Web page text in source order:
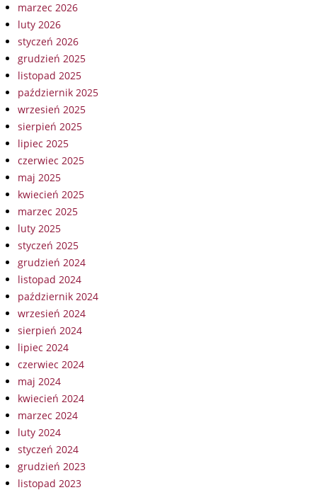
marzec 2026
luty 2026
styczeń 2026
grudzień 2025
listopad 2025
październik 2025
wrzesień 2025
sierpień 2025
lipiec 2025
czerwiec 2025
maj 2025
kwiecień 2025
marzec 2025
luty 2025
styczeń 2025
grudzień 2024
listopad 2024
październik 2024
wrzesień 2024
sierpień 2024
lipiec 2024
czerwiec 2024
maj 2024
kwiecień 2024
marzec 2024
luty 2024
styczeń 2024
grudzień 2023
listopad 2023